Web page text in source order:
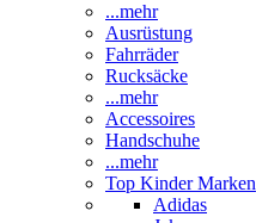
...mehr
Ausrüstung
Fahrräder
Rucksäcke
...mehr
Accessoires
Handschuhe
...mehr
Top Kinder Marken
Adidas